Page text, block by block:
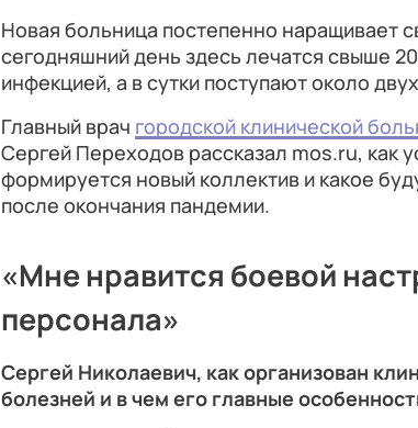
Новая больница постепенно наращивает
сегодняшний день здесь лечатся свыше
инфекцией, а в сутки поступают около
Главный врач городской клинической
Сергей Переходов рассказал mos.ru, как
формируется новый коллектив и какое
после окончания пандемии.
«Мне нравится боевой
персонала»
Сергей Николаевич, как организован
болезней и в чем его главные